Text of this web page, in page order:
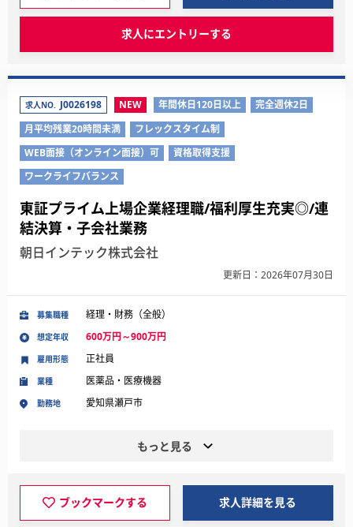
求人にエントリーする
求人NO. J0026198 NEW 年間休日120日以上
完全週休2日
月平均残業20時間未満
フレックスタイム制
WEB面接（オンライン面接）可
資格取得支援
ワークライフバランス
東証プライム上場企業経理職/福利厚生充実◎/連
結決算・子会社業務
朝日インテック株式会社
更新日：2026年07月30日
募集職種 経理・財務（全般）
想定年収 600万円～900万円
業種 医薬品・医療機器
勤務地 愛知県瀬戸市
雇用形態 正社員
もっと見る
ブックマークする 求人詳細を見る